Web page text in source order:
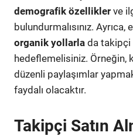
demografik özellikler ve
bulundurmalısınız.
organik yollarla da takipçi
hedeflemelisiniz.
düzenli paylaşımlar
faydalı olacaktır.
Takipçi Satın